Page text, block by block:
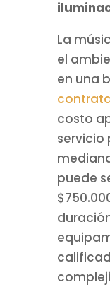
La
el
en una
costo
servicio
puede